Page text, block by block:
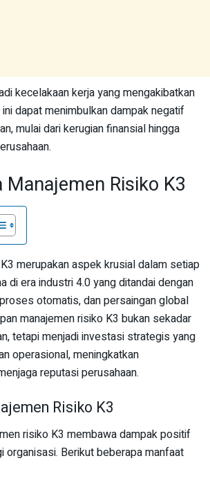
kecelakaan kerja yang mengakibatkan
dapat menimbulkan dampak negatif
mulai dari kerugian finansial hingga
Manajemen Risiko K3
merupakan aspek krusial dalam setiap
di era industri 4.0 yang ditandai dengan
otomatis, dan persaingan global
manajemen risiko K3 bukan sekadar
tetapi menjadi investasi strategis yang
operasional, meningkatkan
reputasi perusahaan.
Risiko K3
risiko K3 membawa dampak positif
organisasi. Berikut beberapa manfaat